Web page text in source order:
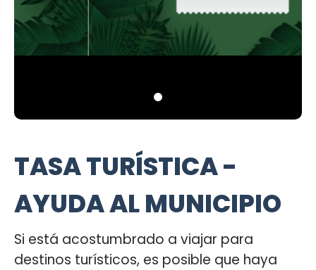
TASA TURÍSTICA -
AYUDA AL MUNICIPIO
Si está acostumbrado a viajar para
destinos turísticos, es posible que haya